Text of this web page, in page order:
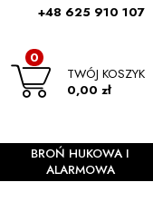
+48 625 910 107
TWÓJ KOSZYK
0
0,00 zł
BROŃ HUKOWA I
ALARMOWA